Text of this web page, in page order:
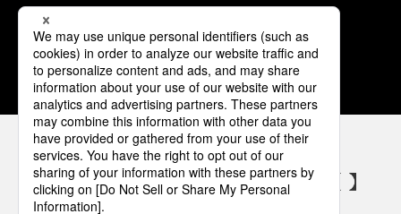
1 2 3 4 5
パナソニックの電気設備 SNSアカウント